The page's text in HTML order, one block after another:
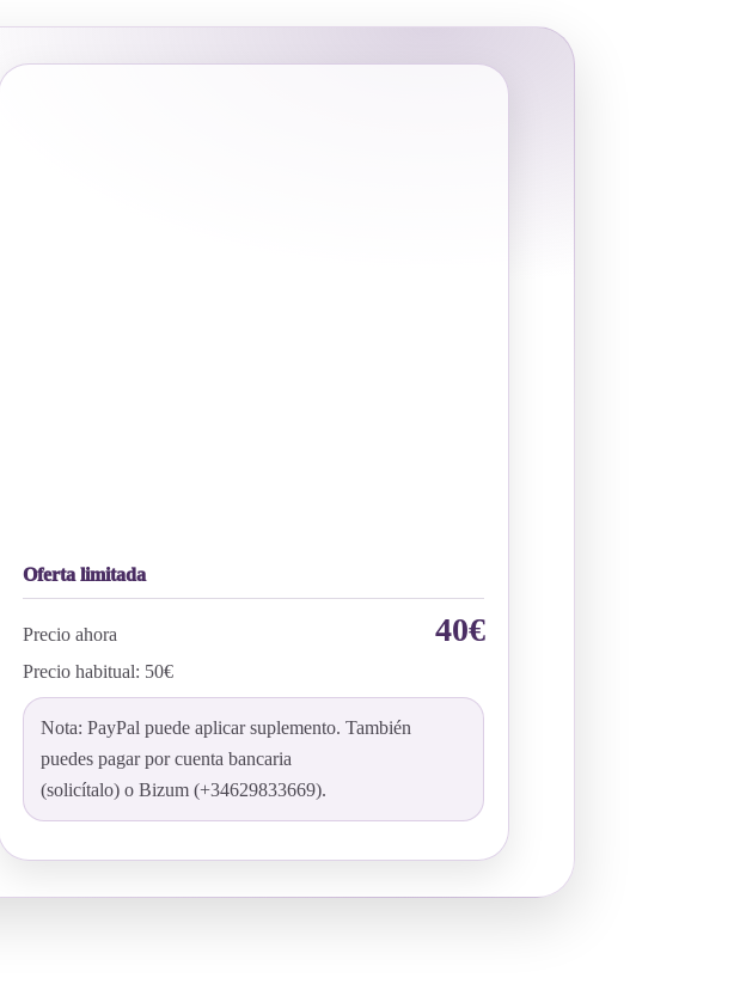
Oferta limitada
Precio ahora 40€
Precio habitual: 50€
Nota: PayPal puede aplicar suplemento. También
puedes pagar por cuenta bancaria
(solicítalo) o Bizum (+34629833669).